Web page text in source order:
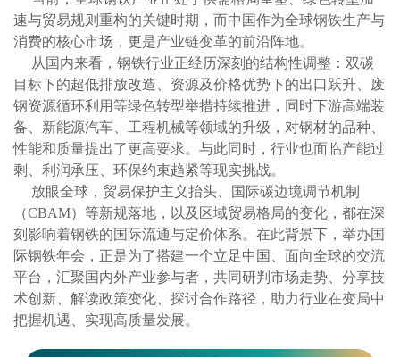
速与贸易规则重构的关键时期，而中国作为全球钢铁生产与
消费的核心市场，更是产业链变革的前沿阵地。
目标下的超低排放改造、资源及价格优势下的出口跃升、废
钢资源循环利用等绿色转型举措持续推进，同时下游高端装
备、新能源汽车、工程机械等领域的升级，对钢材的品种、
性能和质量提出了更高要求。与此同时，行业也面临产能过
剩、利润承压、环保约束趋紧等现实挑战。
（CBAM）等新规落地，以及区域贸易格局的变化，都在深
刻影响着钢铁的国际流通与定价体系。在此背景下，举办国
际钢铁年会，正是为了搭建一个立足中国、面向全球的交流
平台，汇聚国内外产业参与者，共同研判市场走势、分享技
术创新、解读政策变化、探讨合作路径，助力行业在变局中